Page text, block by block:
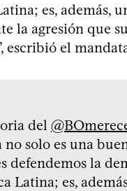
es, además,
la agresión que
escribió el
del
solo es una
defendemos la
Latina; es,